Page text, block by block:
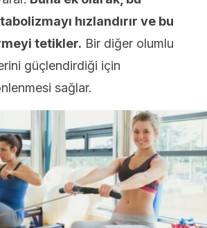
hızlandırır ve bu
tetikler. Bir diğer olumlu
güçlendirdiği için
sağlar.